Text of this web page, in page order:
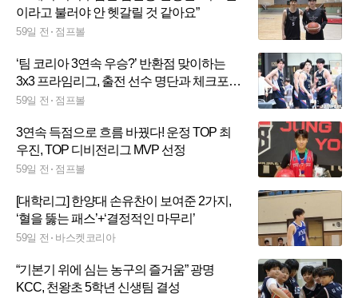
이라고 불러야 안 헷갈릴 것 같아요”
59일 전 점프볼
‘팀 코리아 3연속 우승?’ 반환점 맞이하는
3x3 프라임리그, 출전 선수 명단과 체크포인
트
59일 전 점프볼
3연속 득점으로 흐름 바꿨다! 운정 TOP 최
우진, TOP 디비전리그 MVP 선정
59일 전 점프볼
[대학리그] 한양대 손유찬이 보여준 2가지,
‘혈을 뚫는 패스’+‘결정적인 마무리’
59일 전 바스켓코리아
“기본기 위에 심는 농구의 즐거움” 광명
KCC, 천왕초 5학년 신생팀 결성